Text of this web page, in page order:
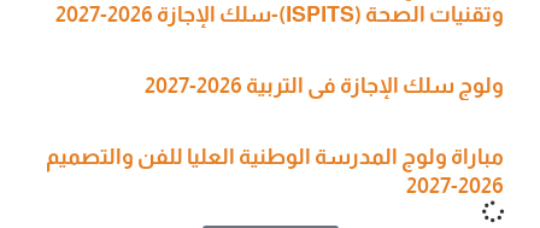
وتقنيات الصحة (ISPITS)-سلك الإجازة 2026-2027
ولوج سلك الإجازة في التربية 2026-2027
مباراة ولوج المدرسة الوطنية العليا للفن والتصميم
2026-2027